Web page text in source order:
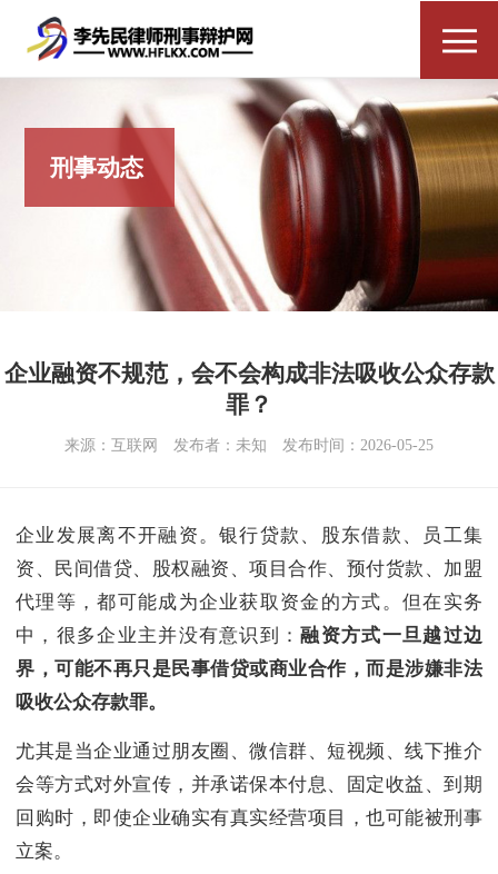
刑事动态
企业融资不规范，会不会构成非法吸收公众存款
罪？
来源：互联网 发布者：未知 发布时间：2026-05-25
企业发展离不开融资。银行贷款、股东借款、员工集
资、民间借贷、股权融资、项目合作、预付货款、加盟
代理等，都可能成为企业获取资金的方式。但在实务
中，很多企业主并没有意识到：融资方式一旦越过边
界，可能不再只是民事借贷或商业合作，而是涉嫌非法
吸收公众存款罪。
尤其是当企业通过朋友圈、微信群、短视频、线下推介
会等方式对外宣传，并承诺保本付息、固定收益、到期
回购时，即使企业确实有真实经营项目，也可能被刑事
立案。